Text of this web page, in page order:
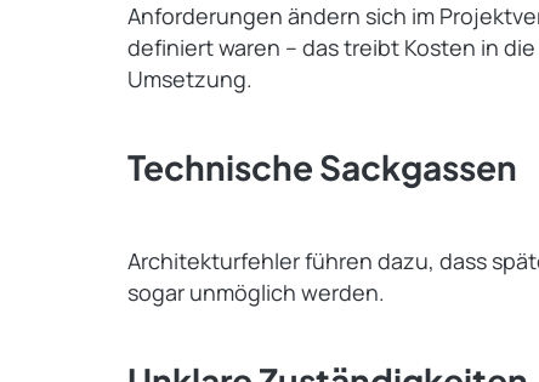
Anforderungen ändern sich im
definiert waren – das treibt Kosten in
Umsetzung.
Technische Sackgassen
Architekturfehler führen dazu, dass
sogar unmöglich werden.